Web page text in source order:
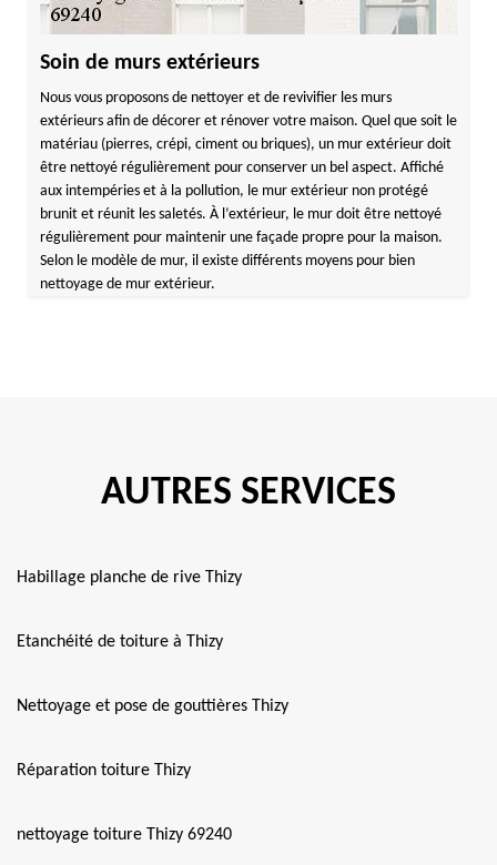
Soin de murs extérieurs
Nous vous proposons de nettoyer et de revivifier les murs
extérieurs afin de décorer et rénover votre maison. Quel que soit le
matériau (pierres, crépi, ciment ou briques), un mur extérieur doit
être nettoyé régulièrement pour conserver un bel aspect. Affiché
aux intempéries et à la pollution, le mur extérieur non protégé
brunit et réunit les saletés. À l’extérieur, le mur doit être nettoyé
régulièrement pour maintenir une façade propre pour la maison.
Selon le modèle de mur, il existe différents moyens pour bien
nettoyage de mur extérieur.
AUTRES SERVICES
Habillage planche de rive Thizy
Etanchéité de toiture à Thizy
Nettoyage et pose de gouttières Thizy
Réparation toiture Thizy
nettoyage toiture Thizy 69240